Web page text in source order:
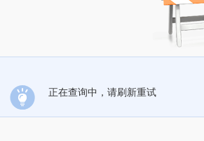
正在查询中，请刷新重试